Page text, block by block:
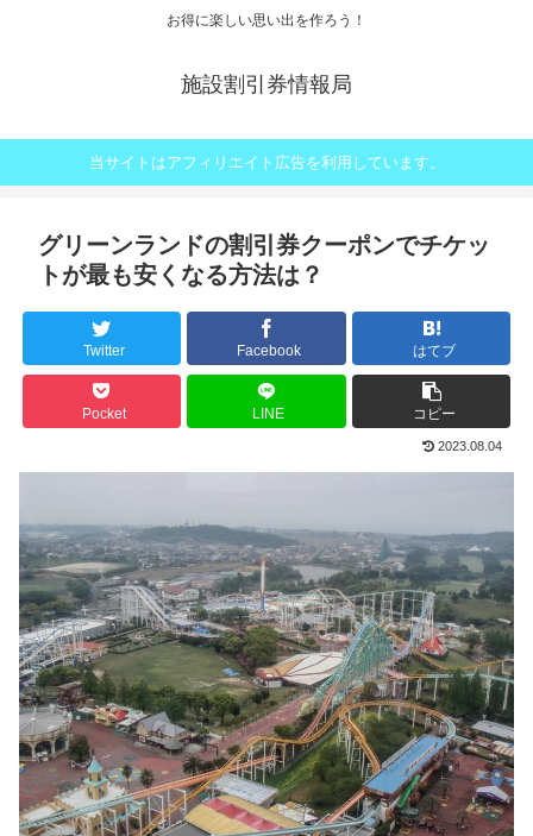
お得に楽しい思い出を作ろう！
施設割引券情報局
当サイトはアフィリエイト広告を利用しています。
グリーンランドの割引券クーポンでチケッ
トが最も安くなる方法は？
Twitter Facebook はてブ
Pocket LINE コピー
2023.08.04